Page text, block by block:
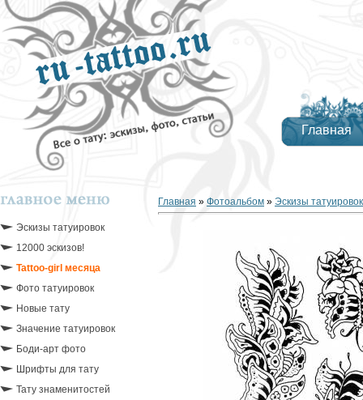
Главная
Эскизы татуировок
12000 эскизов!
Tattoo-girl месяца
Фото татуировок
Новые тату
Значение татуировок
Боди-арт фото
Шрифты для тату
Тату знаменитостей
Главная » Фотоальбом » Эскизы татуировок